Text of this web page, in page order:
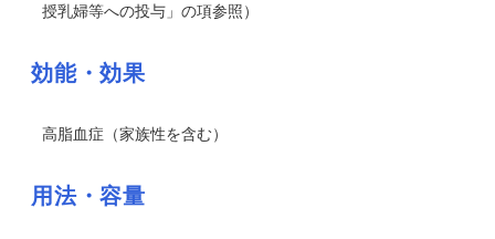
授乳婦等への投与」の項参照）
効能・効果
高脂血症（家族性を含む）
用法・容量